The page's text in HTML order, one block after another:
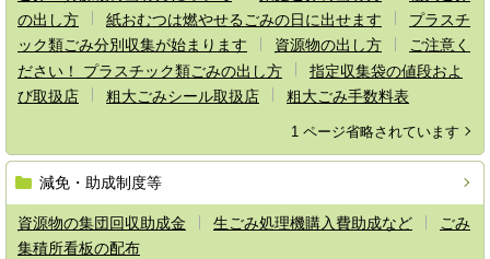
の出し方
紙おむつは燃やせるごみの日に出せます
プラスチ
ック類ごみ分別収集が始まります
資源物の出し方
ご注意く
ださい！ プラスチック類ごみの出し方
指定収集袋の値段およ
び取扱店
粗大ごみシール取扱店 粗大ごみ手数料表
1 ページ省略されています
減免・助成制度等
資源物の集団回収助成金 生ごみ処理機購入費助成など
ごみ
集積所看板の配布